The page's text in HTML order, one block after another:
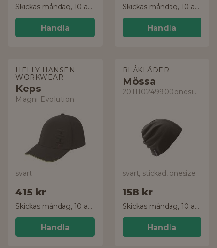
Skickas måndag, 10 aug.
Handla
Skickas måndag, 10 aug.
Handla
HELLY HANSEN
WORKWEAR
Keps
Magni Evolution
svart
415 kr
Skickas måndag, 10 aug.
Handla
BLÅKLÄDER
Mössa
201110249900onesize
svart, stickad, onesize
158 kr
Skickas måndag, 10 aug.
Handla